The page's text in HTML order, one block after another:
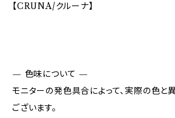
【CRUNA/クルーナ】
— 色味について —
モニターの発色具合によって、実際の色と
ございます。